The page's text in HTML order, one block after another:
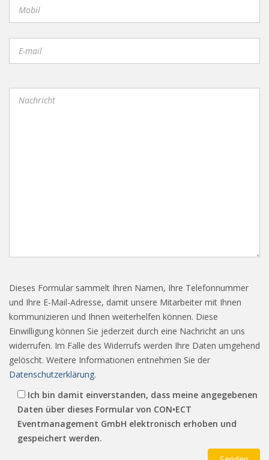
Dieses Formular sammelt Ihren Namen, Ihre Telefonnummer
und Ihre E-Mail-Adresse, damit unsere Mitarbeiter mit Ihnen
kommunizieren und Ihnen weiterhelfen können. Diese
Einwilligung können Sie jederzeit durch eine Nachricht an uns
widerrufen. Im Falle des Widerrufs werden Ihre Daten umgehend
gelöscht. Weitere Informationen entnehmen Sie der
Datenschutzerklärung.
Ich bin damit einverstanden, dass meine angegebenen
Daten über dieses Formular von CON•ECT
Eventmanagement GmbH elektronisch erhoben und
gespeichert werden.